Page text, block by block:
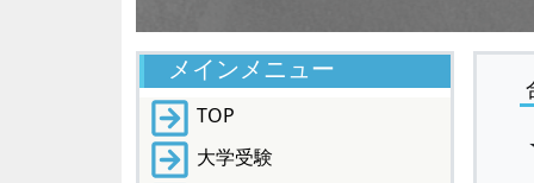
メインメニュー
TOP
大学受験